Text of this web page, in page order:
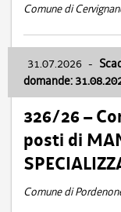
Comune di
31.07.2026 -
domande:
326/26 –
posti di
Comune di